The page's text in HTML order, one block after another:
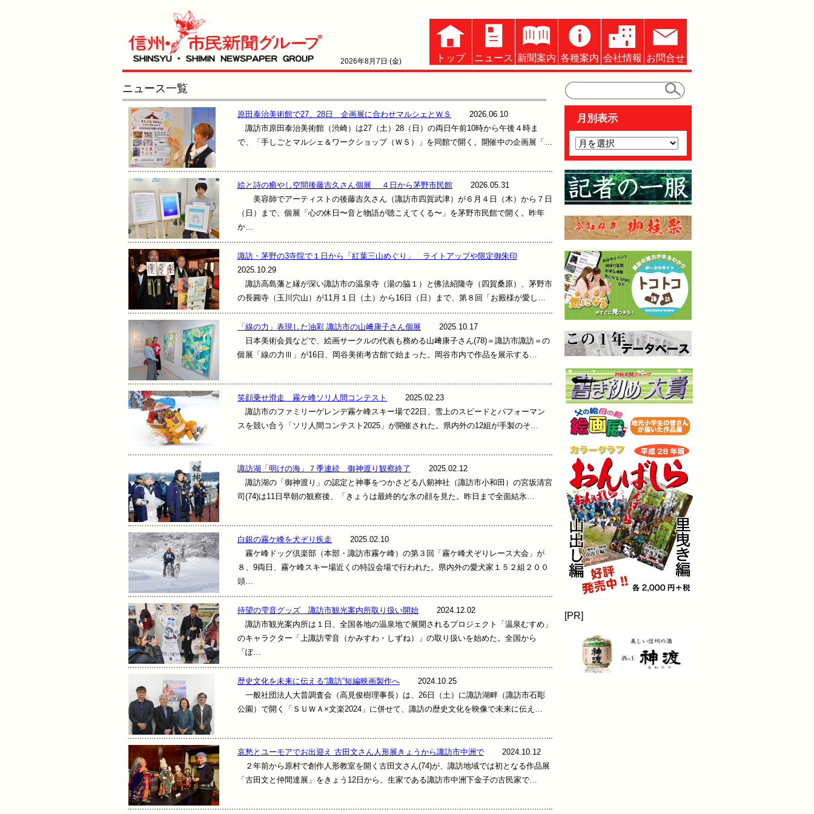
2026年8月7日 (金) トップ ニュース 新聞案内 各種案内 会社情報 お問合せ
ニュース一覧
原田泰治美術館で27、28日 企画展に合わせマルシェとＷＳ
2026.06.10
諏訪市原田泰治美術館（渋崎）は27（土）28（日）の両日午前10時から午後４時ま
で、「手しごとマルシェ＆ワークショップ（ＷＳ）」を同館で開く。開催中の企画展「…
絵と詩の癒やし空間後藤吉久さん個展 ４日から茅野市民館 2026.05.31
美容師でアーティストの後藤吉久さん（諏訪市四賀武津）が６月４日（木）から７日
（日）まで、個展「心の休日〜音と物語が聴こえてくる〜」を茅野市民館で開く。昨年
か…
諏訪・茅野の3寺院で１日から「紅葉三山めぐり」 ライトアップや限定御朱印
2025.10.29
諏訪高島藩と縁が深い諏訪市の温泉寺（湯の脇１）と佛法紹隆寺（四賀桑原）、茅野市
の長圓寺（玉川穴山）が11月１日（土）から16日（日）まで、第８回「お殿様が愛し…
「線の力」表現した油彩 諏訪市の山﨑康子さん個展 2025.10.17
日本美術会員などで、絵画サークルの代表も務める山﨑康子さん(78)＝諏訪市諏訪＝の
個展「線の力Ⅲ」が16日、岡谷美術考古館で始まった。岡谷市内で作品を展示する…
笑顔乗せ滑走 霧ケ峰ソリ人間コンテスト
2025.02.23
諏訪市のファミリーゲレンデ霧ケ峰スキー場で22日、雪上のスピードとパフォーマン
スを競い合う「ソリ人間コンテスト2025」が開催された。県内外の12組が手製のそ…
諏訪湖「明けの海」７季連続 御神渡り観察終了
2025.02.12
諏訪湖の「御神渡り」の認定と神事をつかさどる八剱神社（諏訪市小和田）の宮坂清宮
司(74)は11日早朝の観察後、「きょうは最終的な氷の顔を見た。昨日まで全面結氷…
白銀の霧ケ峰を犬ぞり疾走 2025.02.10
霧ケ峰ドッグ倶楽部（本部・諏訪市霧ケ峰）の第３回「霧ケ峰犬ぞりレース大会」が
８、9両日、霧ケ峰スキー場近くの特設会場で行われた。県内外の愛犬家１５２組２００
頭…
待望の雫音グッズ 諏訪市観光案内所取り扱い開始 2024.12.02
諏訪市観光案内所は１日、全国各地の温泉地で展開されるプロジェクト「温泉むすめ」
のキャラクター「上諏訪雫音（かみすわ・しずね）」の取り扱いを始めた。全国から
「ぽ…
歴史文化を未来に伝える“諏訪”短編映画製作へ 2024.10.25
一般社団法人大昔調査会（高見俊樹理事長）は、26日（土）に諏訪湖畔（諏訪市石彫
公園）で開く「ＳＵＷＡ×文楽2024」に併せて、諏訪の歴史文化を映像で未来に伝え…
哀愁とユーモアでお出迎え 古田文さん人形展きょうから諏訪市中洲で 2024.10.12
２年前から原村で創作人形教室を開く古田文さん(74)が、諏訪地域では初となる作品展
「古田文と仲間達展」をきょう12日から、生家である諏訪市中洲下金子の古民家で…
月別表示
[PR]